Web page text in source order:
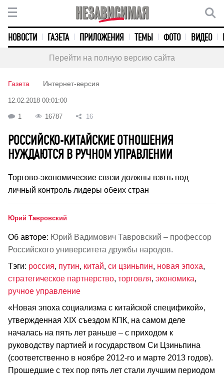
НОВОСТИ ГАЗЕТА ПРИЛОЖЕНИЯ ТЕМЫ ФОТО ВИДЕО
Перейти на полную версию сайта
Газета Интернет-версия
12.02.2018 00:01:00
1 16787 16
РОССИЙСКО-КИТАЙСКИЕ ОТНОШЕНИЯ
НУЖДАЮТСЯ В РУЧНОМ УПРАВЛЕНИИ
Торгово-экономические связи должны взять под
личный контроль лидеры обеих стран
Юрий Тавровский
Об авторе: Юрий Вадимович Тавровский – профессор
Российского университета дружбы народов.
Тэги: россия, путин, китай, си цзиньпин, новая эпоха,
стратегическое партнерство, торговля, экономика,
ручное управление
«Новая эпоха социализма с китайской спецификой»,
утвержденная XIX съездом КПК, на самом деле
началась на пять лет раньше – с приходом к
руководству партией и государством Си Цзиньпина
(соответственно в ноябре 2012-го и марте 2013 годов).
Прошедшие с тех пор пять лет стали лучшим периодом